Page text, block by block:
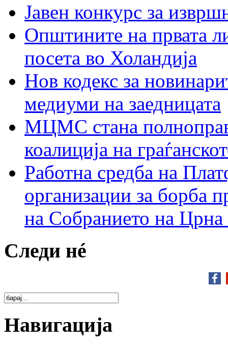
Јавен конкурс за
Општините на првата
посета во Холандија
Нов кодекс за
медиуми на заедницата
МЦМС стана
коалиција на
Работна средба на
организации за борба
на Собранието на Црна
Следи нé
Навигација